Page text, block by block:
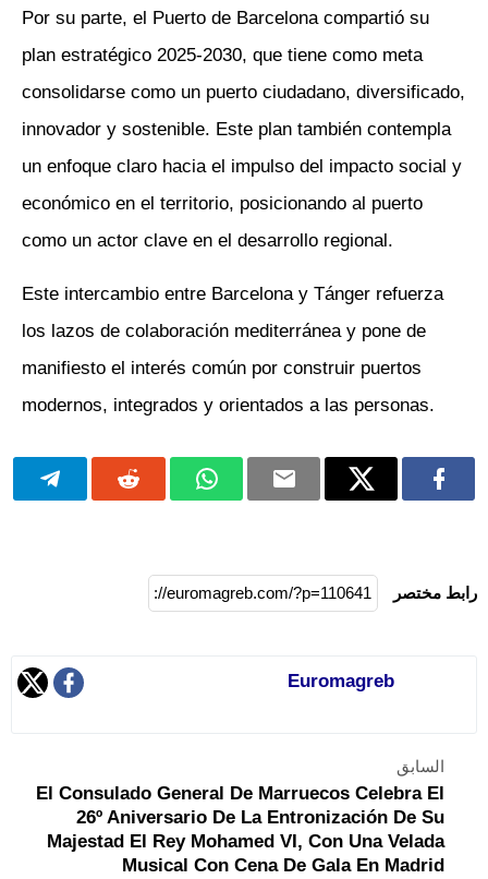
Por su parte, el Puerto de Barcelona compartió su
plan estratégico 2025-2030, que tiene como meta
consolidarse como un puerto ciudadano, diversificado,
innovador y sostenible. Este plan también contempla
un enfoque claro hacia el impulso del impacto social y
económico en el territorio, posicionando al puerto
como un actor clave en el desarrollo regional.
Este intercambio entre Barcelona y Tánger refuerza
los lazos de colaboración mediterránea y pone de
manifiesto el interés común por construir puertos
modernos, integrados y orientados a las personas.
رابط مختصر
Euromagreb
السابق
El Consulado General De Marruecos Celebra El
26º Aniversario De La Entronización De Su
Majestad El Rey Mohamed VI, Con Una Velada
Musical Con Cena De Gala En Madrid